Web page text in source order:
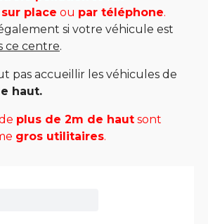
sur place ou par téléphone.
si votre véhicule est
ce centre.
pas accueillir les véhicules de
haut.
plus de 2m de haut sont
gros utilitaires.